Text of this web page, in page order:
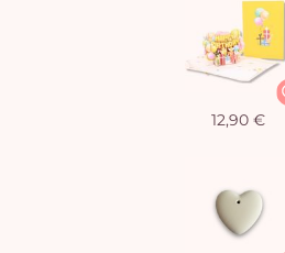
12,90 €